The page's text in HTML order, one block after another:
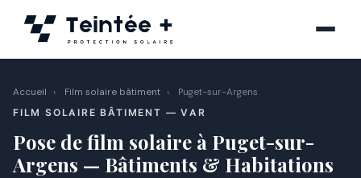
Accueil › Film solaire bâtiment › Puget-sur-Argens
FILM SOLAIRE BÂTIMENT — VAR
Pose de film solaire à Puget-sur-
Argens — Bâtiments & Habitations